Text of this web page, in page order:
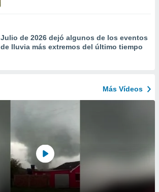
Julio de 2026 dejó algunos de los eventos
de lluvia más extremos del último tiempo
Más Vídeos